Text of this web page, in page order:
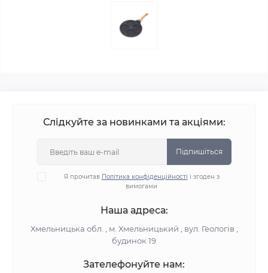
Слідкуйте за новинками та акціями:
Підпишіться
Я прочитав Політика конфіденційності і згоден з
вимогами
Наша адреса:
Хмельницька обл. , м. Хмельницький , вул. Геологів ,
будинок 19
Зателефонуйте нам: